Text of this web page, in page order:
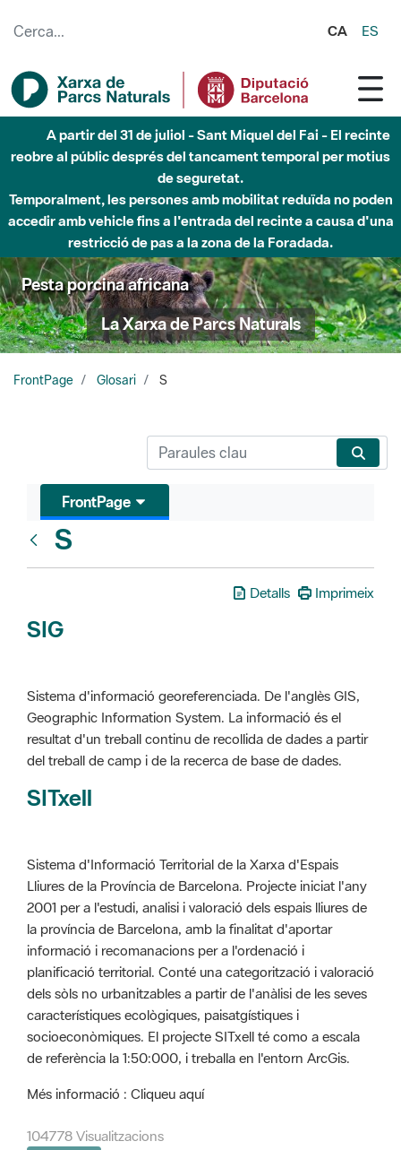
CA ES
A partir del 31 de juliol - Sant Miquel del Fai - El recinte
reobre al públic després del tancament temporal per motius
de seguretat.
Temporalment, les persones amb mobilitat reduïda no poden
accedir amb vehicle fins a l'entrada del recinte a causa d'una
restricció de pas a la zona de la Foradada.
Pesta porcina africana
La Xarxa de Parcs Naturals
FrontPage Glosari S
FrontPage
S
Detalls Imprimeix
SIG
Sistema d'informació georeferenciada. De l'anglès GIS,
Geographic Information System. La informació és el
resultat d'un treball continu de recollida de dades a partir
del treball de camp i de la recerca de base de dades.
SITxell
Sistema d'Informació Territorial de la Xarxa d'Espais
Lliures de la Província de Barcelona. Projecte iniciat l'any
2001 per a l'estudi, analisi i valoració dels espais lliures de
la província de Barcelona, amb la finalitat d'aportar
informació i recomanacions per a l'ordenació i
planificació territorial. Conté una categorització i valoració
dels sòls no urbanitzables a partir de l'anàlisi de les seves
característiques ecològiques, paisatgístiques i
socioeconòmiques. El projecte SITxell té como a escala
de referència la 1:50:000, i treballa en l'entorn ArcGis.
Més informació : Cliqueu aquí
104778 Visualitzacions